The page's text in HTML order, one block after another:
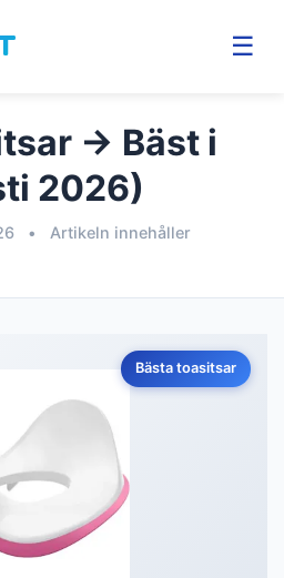
☰
→ Bäst i
2026)
•
Artikeln innehåller
Bästa toasitsar